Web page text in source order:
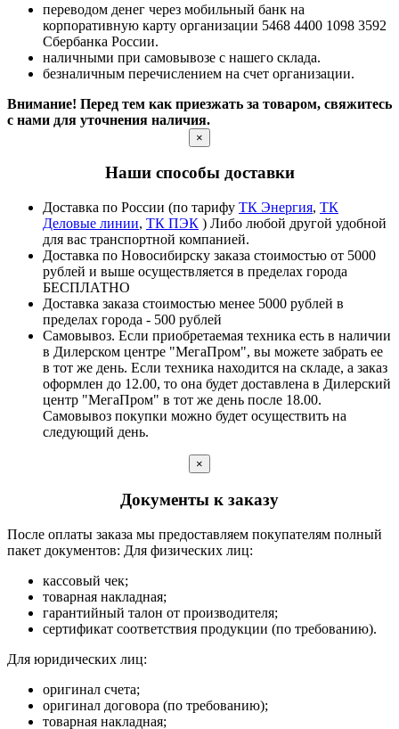
переводом денег через мобильный банк на
корпоративную карту организации 5468 4400 1098 3592
Сбербанка России.
наличными при самовывозе с нашего склада.
безналичным перечислением на счет организации.
Внимание! Перед тем как приезжать за товаром, свяжитесь
с нами для уточнения наличия.
×
Наши способы доставки
Доставка по России (по тарифу ТК Энергия, ТК
Деловые линии, ТК ПЭК ) Либо любой другой удобной
для вас транспортной компанией.
Доставка по Новосибирску заказа стоимостью от 5000
рублей и выше осуществляется в пределах города
БЕСПЛАТНО
Доставка заказа стоимостью менее 5000 рублей в
пределах города - 500 рублей
Самовывоз. Если приобретаемая техника есть в наличии
в Дилерском центре "МегаПром", вы можете забрать ее
в тот же день. Если техника находится на складе, а заказ
оформлен до 12.00, то она будет доставлена в Дилерский
центр "МегаПром" в тот же день после 18.00.
Самовывоз покупки можно будет осуществить на
следующий день.
×
Документы к заказу
После оплаты заказа мы предоставляем покупателям полный
пакет документов: Для физических лиц:
кассовый чек;
товарная накладная;
гарантийный талон от производителя;
сертификат соответствия продукции (по требованию).
Для юридических лиц:
оригинал счета;
оригинал договора (по требованию);
товарная накладная;